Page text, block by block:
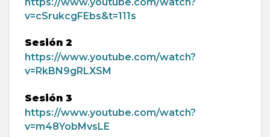
v=cSrukcgFEbs&t=111s
Sesión 2
https://www.youtube.com/watch?
v=RkBN9gRLXSM
Sesión 3
https://www.youtube.com/watch?
v=m48YobMvsLE